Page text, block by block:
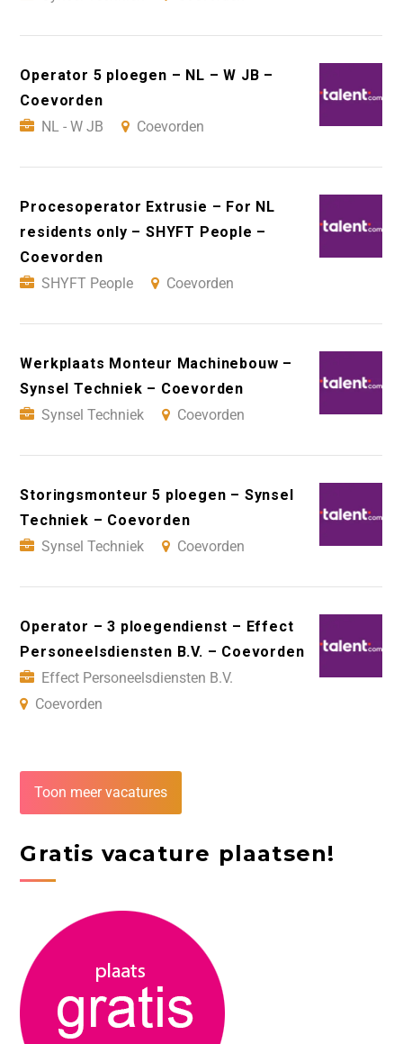
Operator 5 ploegen – NL – W JB –
Coevorden
NL - W JB
Coevorden
Procesoperator Extrusie – For NL
residents only – SHYFT People –
Coevorden
SHYFT People
Coevorden
Werkplaats Monteur Machinebouw –
Synsel Techniek – Coevorden
Synsel Techniek
Coevorden
Storingsmonteur 5 ploegen – Synsel
Techniek – Coevorden
Synsel Techniek
Coevorden
Operator – 3 ploegendienst – Effect
Personeelsdiensten B.V. – Coevorden
Effect Personeelsdiensten B.V.
Coevorden
Toon meer vacatures
Gratis vacature plaatsen!